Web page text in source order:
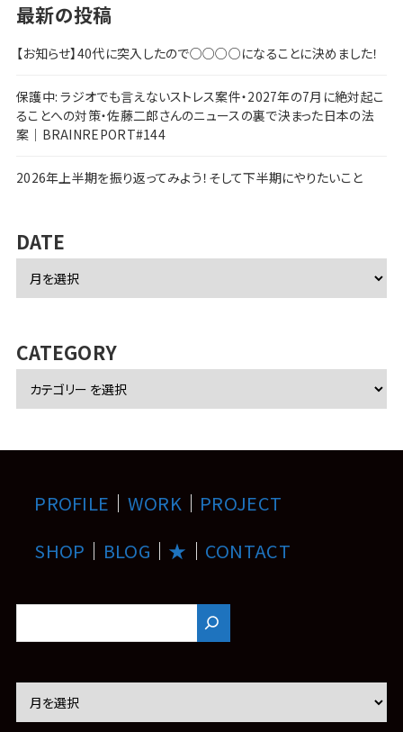
最新の投稿
【お知らせ】40代に突入したので○○○○になることに決めました！
保護中: ラジオでも言えないストレス案件・2027年の7月に絶対起こ
ることへの対策・佐藤二郎さんのニュースの裏で決まった日本の法
案｜BRAINREPORT#144
2026年上半期を振り返ってみよう！そして下半期にやりたいこと
DATE
ブ
CATEGORY
PROFILE ｜ WORK ｜ PROJECT
SHOP ｜ BLOG ｜ ★ ｜ CONTACT
カ